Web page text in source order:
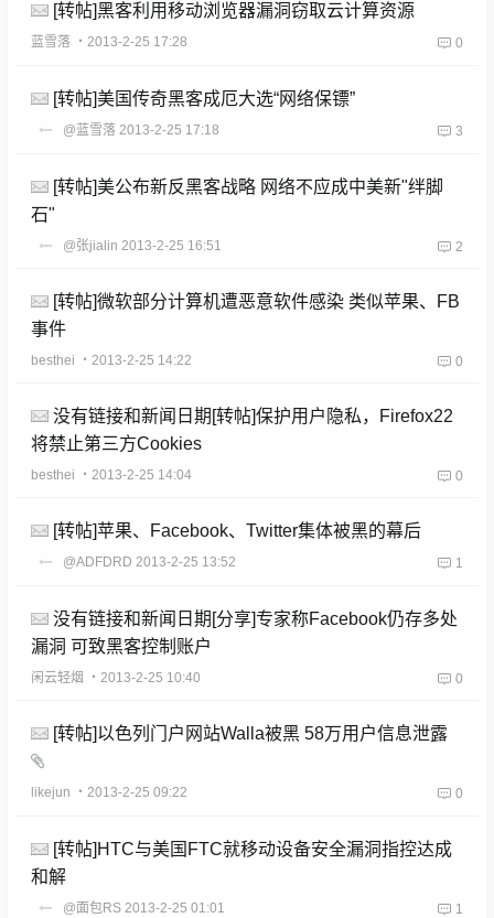
[转帖]黑客利用移动浏览器漏洞窃取云计算资源
蓝雪落 ・2013-2-25 17:28 0
[转帖]美国传奇黑客成厄大选“网络保镖”
@蓝雪落 2013-2-25 17:18 3
[转帖]美公布新反黑客战略 网络不应成中美新"绊脚
石"
@张jialin 2013-2-25 16:51 2
[转帖]微软部分计算机遭恶意软件感染 类似苹果、FB
事件
besthei ・2013-2-25 14:22 0
没有链接和新闻日期[转帖]保护用户隐私，Firefox22
将禁止第三方Cookies
besthei ・2013-2-25 14:04 0
[转帖]苹果、Facebook、Twitter集体被黑的幕后
@ADFDRD 2013-2-25 13:52 1
没有链接和新闻日期[分享]专家称Facebook仍存多处
漏洞 可致黑客控制账户
闲云轻烟 ・2013-2-25 10:40 0
[转帖]以色列门户网站Walla被黑 58万用户信息泄露
likejun ・2013-2-25 09:22 0
[转帖]HTC与美国FTC就移动设备安全漏洞指控达成
和解
@面包RS 2013-2-25 01:01 1